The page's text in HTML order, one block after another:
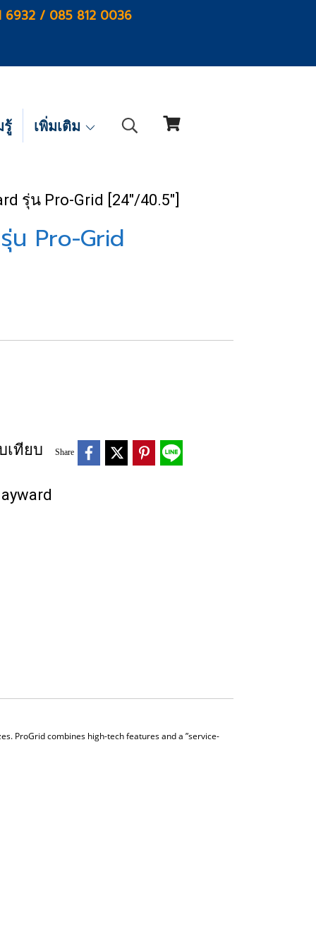
6932 / 085 812 0036
รู้ เพิ่มเติม
รุ่น Pro-Grid [24"/40.5"]
น Pro-Grid
เทียบ Share
ProGrid combines high-tech features and a ”service-